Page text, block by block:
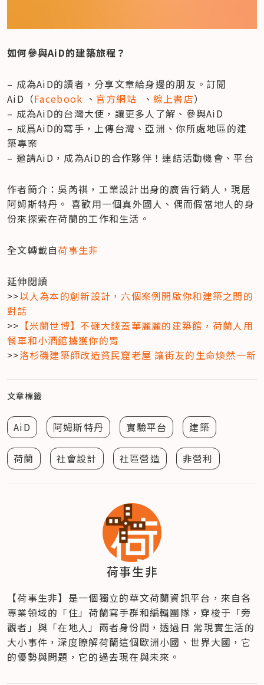
如何參與AiD的建築旅程？
– 成為AiD的讀者，分享文章給身邊的朋友。訂閱
AiD（Facebook 、 官方網站 、 線上書店）
– 成為AiD的台灣大使，讓更多人了解、參與AiD
– 成爲AiD的寫手，上傳台灣、亞洲、你所處地區的建
築專案
– 邀請AiD，成為AiD的合作夥伴！連結活動機會、平台
作者簡介：吳芮祺，工業設計出身的廣告行銷人，現居
阿姆斯特丹。 喜歡用一個真外國人、偶而假當地人的身
份來探索在荷蘭的工作和生活。
全文轉載自荷事生非
延伸閱讀
>>以人為本的創新設計，六個案例開啟你和建築之間的
對話
>> 【米蘭世博】不砸大錢蓋華麗麗的建築館，荷蘭人用
餐車和小酒館擄獲你的胃
>>洛杉磯建築師改造貧民窟老屋 讓街友的生命煥然一新
文章標籤
AiD 阿姆斯特丹 實驗平台 建築
荷蘭 社會設計 社區營造 非營利
荷事生非
【荷事生非】是一個獨立的華文荷蘭資訊平台，來自各
專業領域的「住」荷蘭寫手群和編輯團隊，穿梭于「旁
觀者」與「在地人」兩者身份間，透過日 常現實生活的
大小事件，深度瞭解荷蘭這個歐洲小國、世界大國，它
的優勢與問題，它的過去現在與未來。